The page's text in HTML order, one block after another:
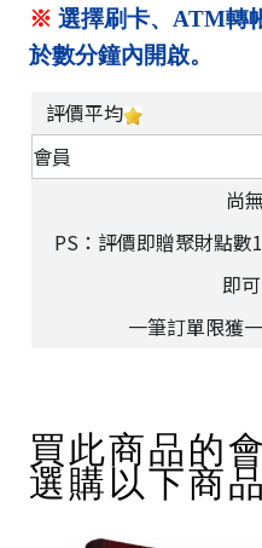
※ 選擇刷卡、ATM轉
於數分鐘內開啟。
評價平均
會員
尚
PS：評價即贈聚財點
即
一筆訂單限獲
買此商品的
選購以下商品